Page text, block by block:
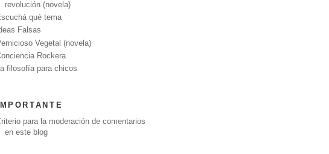
revolución (novela)
qué tema
Falsas
Vegetal (novela)
Rockera
filosofía para chicos
para la moderación de comentarios
en este blog